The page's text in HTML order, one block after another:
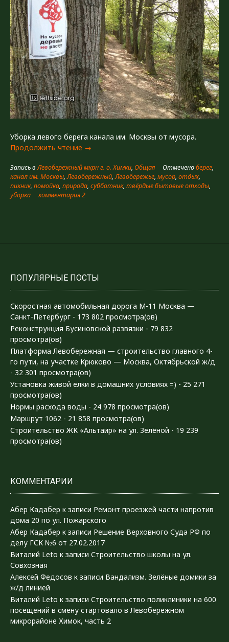
Уборка левого берега канала им. Москвы от мусора.
Продолжить чтение «Не
→
Запись вЛевобережный мкрн г. о. Химки, Общая Отмеченоберег,
канал им. Москвы,Левобережный,Левобережье, мусор, отдых,
пикник, помойка, природа, субботник, твёрдые бытовые отходы,
уборка
комментария 2
ПОПУЛЯРНЫЕ ПОСТЫ
Скоростная автомобильная дорога М-11 Москва —
Санкт-Петербург - 173 802 просмотра(ов)
Реконструкция Бусиновской развязки - 79 832
просмотра(ов)
Платформа Левобережная — строительство главного 4-
го пути, на участке Крюково — Москва, Октябрьской ж/д
- 32 301 просмотра(ов)
Установка живой елки в домашних условиях =) - 25 271
просмотра(ов)
Нормы расхода воды - 24 978 просмотра(ов)
Маршрут 1062 - 21 858 просмотра(ов)
Строительство ЖК «Альтаир» на ул. Зелёной - 19 239
просмотра(ов)
КОММЕНТАРИИ
Абер Кадабер к записи Ремонт проезжей части напротив
дома 20 по ул. Пожарского
Абер Кадабер к записи Решение Верховного Суда РФ по
делу ГСК №6 от 27.02.2017
Виталий Leto к записи Строительство школы на ул.
Совхозная
Алексей Федосов к записи Вандализм. Зелёные домики за
ж/д линией
Виталий Leto к записи Строительство поликлиники на 600
посещений в смену стартовало в Левобережном
микрорайоне Химок, часть 2